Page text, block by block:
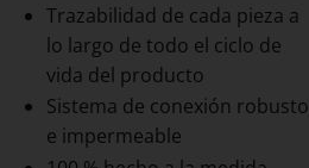
Trazabilidad de cada pieza a
lo largo de todo el ciclo de
vida del producto
Sistema de conexión robusto
e impermeable